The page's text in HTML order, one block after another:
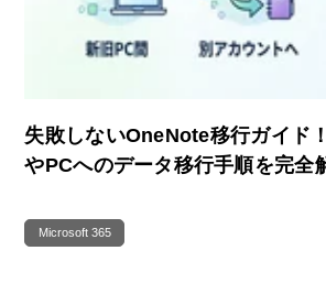
失敗しないOneNote移行ガイド
やPCへのデータ移行手順を完全
Microsoft 365